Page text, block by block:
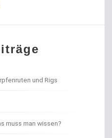
und Rigs
muss man wissen?